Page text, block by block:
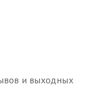
и выходных